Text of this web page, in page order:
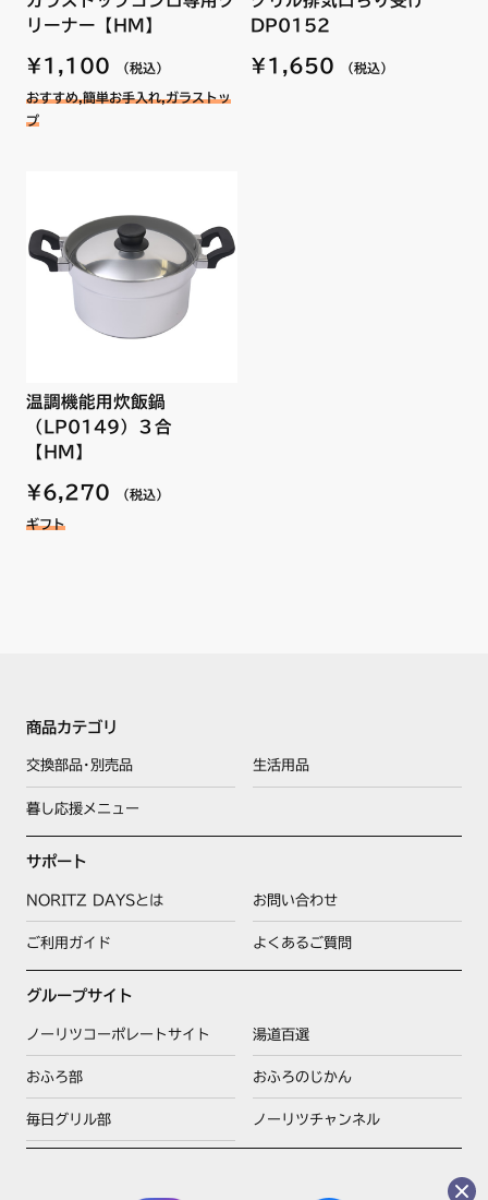
リーナー【HM】
¥1,100 （税込）
おすすめ,簡単お手入れ,ガラストッ
プ
DP0152
¥1,650 （税込）
温調機能用炊飯鍋
（LP0149）３合
【HM】
¥6,270 （税込）
ギフト
商品カテゴリ
交換部品･別売品 生活用品
暮し応援メニュー
サポート
NORITZ DAYSとは お問い合わせ
ご利用ガイド よくあるご質問
グループサイト
ノーリツコーポレートサイト 湯道百選
おふろ部 おふろのじかん
毎日グリル部 ノーリツチャンネル